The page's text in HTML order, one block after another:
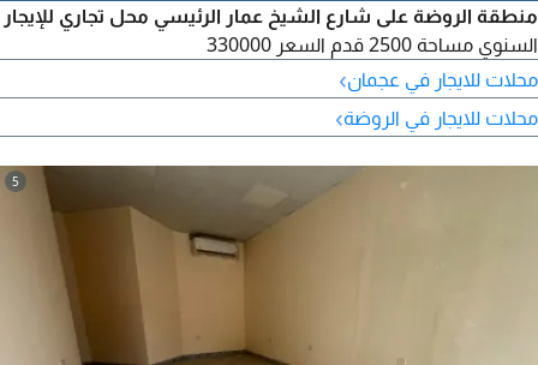
منطقة الروضة على شارع الشيخ عمار الرئيسي محل تجاري للإيجار
السنوي مساحة 2500 قدم السعر 330000
محلات للايجار في عجمان›
محلات للايجار في الروضة›
5